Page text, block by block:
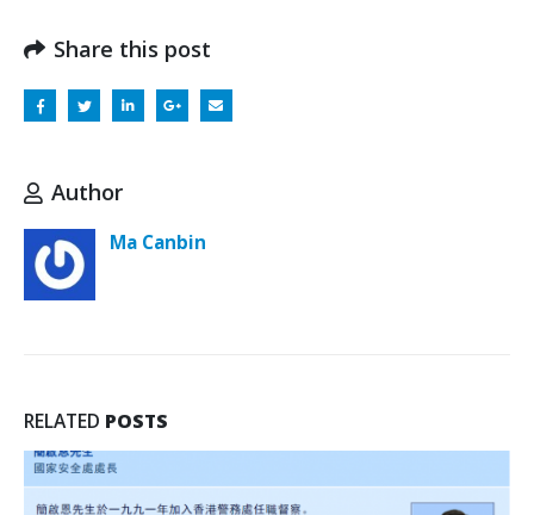
Share this post
Author
Ma Canbin
RELATED POSTS